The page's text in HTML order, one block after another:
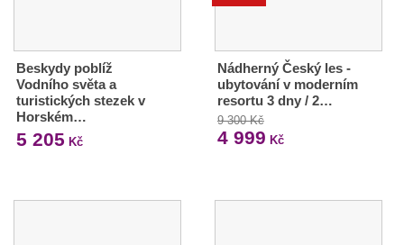
Beskydy poblíž
Vodního světa a
turistických stezek v
Horském…
5 205 Kč
Nádherný Český les -
ubytování v moderním
resortu 3 dny / 2…
9 300 Kč
4 999 Kč